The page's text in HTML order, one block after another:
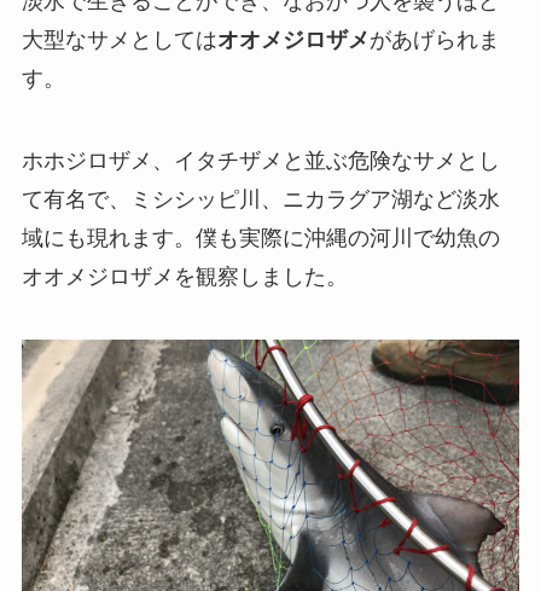
大型なサメとしてはオオメジロザメがあげられま
す。
ホホジロザメ、イタチザメと並ぶ危険なサメとし
て有名で、ミシシッピ川、ニカラグア湖など淡水
域にも現れます。僕も実際に沖縄の河川で幼魚の
オオメジロザメを観察しました。